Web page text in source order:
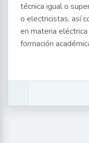
técnica igual o
o electricistas, así
en materia
formación